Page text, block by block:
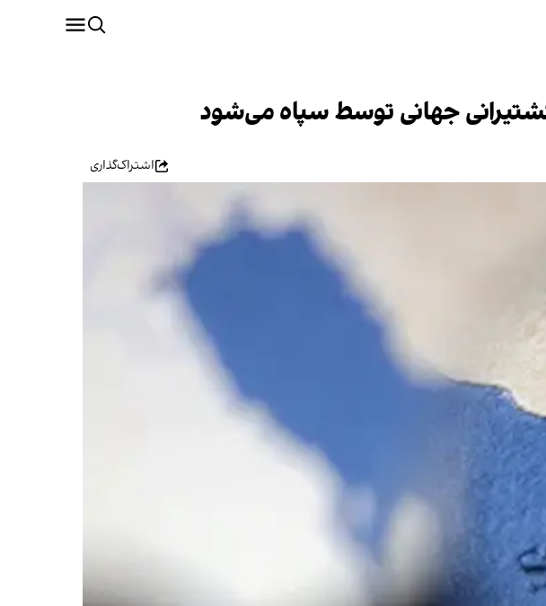
جهانی توسط سپاه می‌شود
اشتراک‌گذاری